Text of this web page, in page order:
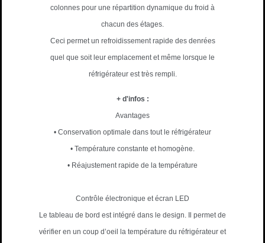
colonnes pour une répartition dynamique du froid à
chacun des étages.
Ceci permet un refroidissement rapide des denrées
quel que soit leur emplacement et même lorsque le
réfrigérateur est très rempli.
+ d'infos :
Avantages
• Conservation optimale dans tout le réfrigérateur
• Température constante et homogène.
• Réajustement rapide de la température
Contrôle électronique et écran LED
Le tableau de bord est intégré dans le design. Il permet de
vérifier en un coup d’oeil la température du réfrigérateur et